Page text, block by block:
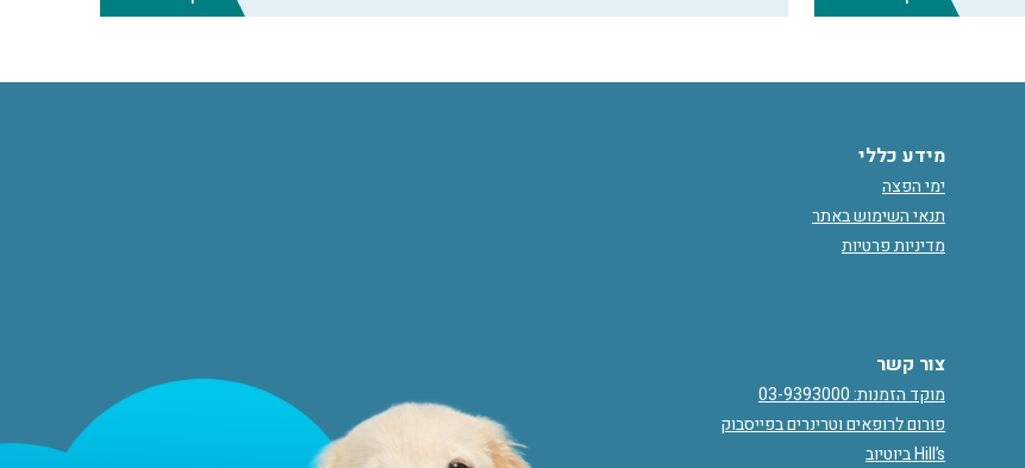
מידע כללי
ימי הפצה
תנאי השימוש באתר
מדיניות פרטיות
צור קשר
מוקד הזמנות: 03-9393000
פורום לרופאים וטרינרים בפייסבוק
Hill’s ביוטיוב